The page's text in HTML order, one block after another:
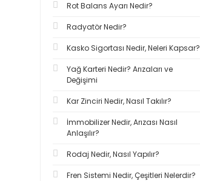
Rot Balans Ayarı Nedir?
Radyatör Nedir?
Kasko Sigortası Nedir, Neleri Kapsar?
Yağ Karteri Nedir? Arızaları ve
Değişimi
Kar Zinciri Nedir, Nasıl Takılır?
İmmobilizer Nedir, Arızası Nasıl
Anlaşılır?
Rodaj Nedir, Nasıl Yapılır?
Fren Sistemi Nedir, Çeşitleri Nelerdir?